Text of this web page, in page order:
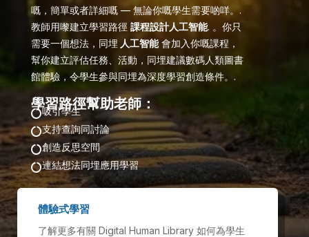
嘅，簡單或者詳細嘅 — 無論你嘅學生需要啲咩。.
教師用嚟建立學習路徑 課程設計人工智能. 。你只
需要一個想法，同埋 人工智能會加入你嘅課程，
幫你建立評估任務、活動，同埋建議數碼人類圖書
館體驗，令學生參與同埋為深度學習創造條件。.
學習路徑幫助老師：
吸引學生
支持查詢同討論
創造反思空間
連結想法同埋應用學習
體驗式學習
了解更多有關 Digital Human Library 如何為學生